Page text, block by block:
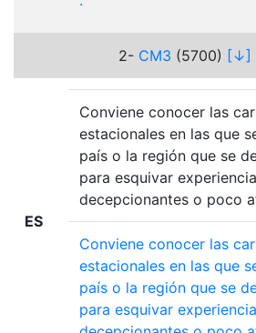
2- CM3 (5700) [↓]
ES
Conviene conocer las
estacionales en las que
país o la región que se
para esquivar
decepcionantes o poco
Conviene conocer las
estacionales en las que
país o la región que se
para esquivar